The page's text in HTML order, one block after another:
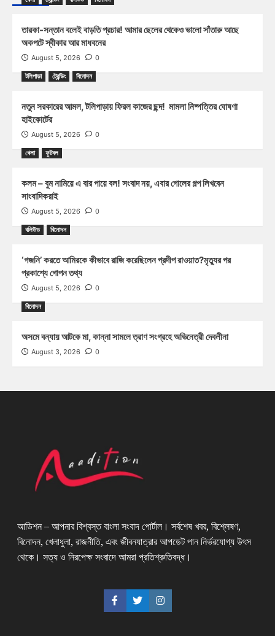
তারকা-সন্তান বলেই বাড়তি প্রচার! আমার ছেলের থেকেও ভালো সাঁতারু আছে
অকপটে স্বীকার আর মাধবনের
August 5, 2026 0
টলিপাড়া ট্রেন্ডিং বিনোদন
নতুন সরকারের আমল, টলিপাড়ায় ফিরল কাজের ছন্দ! মামলা নিষ্পত্তির ঘোষণা
হাইকোর্টের
August 5, 2026 0
খেলা ফুটবল
কলম – বুম নামিয়ে এ বার পায়ে বল! সংবাদ নয়, এবার গোলের গল্প লিখবেন
সাংবাদিকরাই
August 5, 2026 0
বলিউড বিনোদন
‘গজনি’ করতে আমিরকে কীভাবে রাজি করেছিলেন প্রদীপ রাওয়াত?মৃত্যুর পর
প্রকাশ্যে গোপন তথ্য
August 5, 2026 0
বিনোদন
অসমে বন্যায় আটকে মা, কান্না সামলে ত্রাণ সংগ্রহে অভিনেত্রী দেবলীনা
August 3, 2026 0
আডিশন – আপনার বিশ্বস্ত বাংলা সংবাদ পোর্টাল। সর্বশেষ খবর, বিশ্লেষণ,
বিনোদন, খেলাধুলা, রাজনীতি, এবং জীবনযাত্রার আপডেট পান নির্ভরযোগ্য উৎস
থেকে। সত্য ও নিরপেক্ষ সংবাদে আমরা প্রতিশ্রুতিবদ্ধ।